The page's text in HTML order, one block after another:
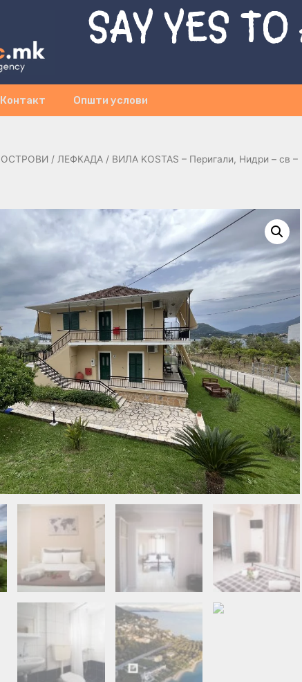
SAY YES
Контакт Општи услови
ОСТРОВИ / ЛЕФКАДА / ВИЛА KOSTAS – Перигали, Нидри – св –